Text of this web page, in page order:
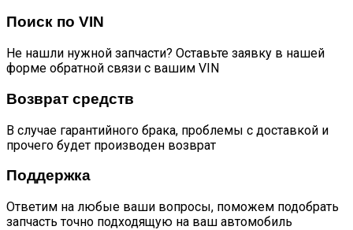
Поиск по VIN
Не нашли нужной запчасти? Оставьте заявку в нашей
форме обратной связи с вашим VIN
Возврат средств
В случае гарантийного брака, проблемы с доставкой и
прочего будет производен возврат
Поддержка
Ответим на любые ваши вопросы, поможем подобрать
запчасть точно подходящую на ваш автомобиль